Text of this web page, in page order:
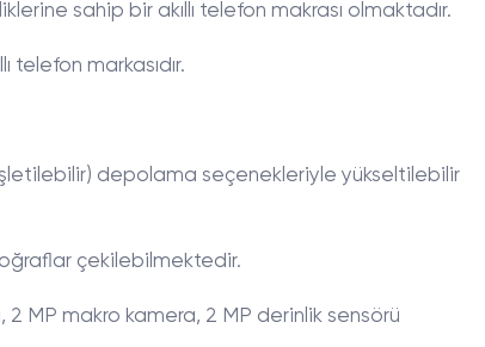
sahip bir akıllı telefon makrası olmaktadır.
telefon markasıdır.
depolama seçenekleriyle yükseltilebilir
çekilebilmektedir.
2 MP makro kamera, 2 MP derinlik sensörü